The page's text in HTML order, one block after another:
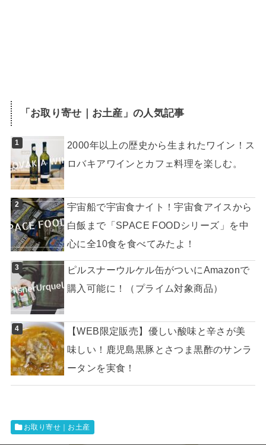
「 お取り寄せ｜お土産 」の人気記事
2000年以上の歴史から生まれたワイン！ス
ロバキアワインとカフェ料理を楽しむ。
宇宙船で宇宙食ナイト！宇宙食アイスから
白飯まで「SPACE FOODシリーズ」を中
心に全10食を食べてみたよ！
ピルスナーウルケル缶がついにAmazonで
購入可能に！（プライム対象商品）
【WEB限定販売】優しい酸味と辛さが美
味しい！鹿児島黒豚とさつま黒酢のサンラ
ータンを実食！
お取り寄せ｜お土産